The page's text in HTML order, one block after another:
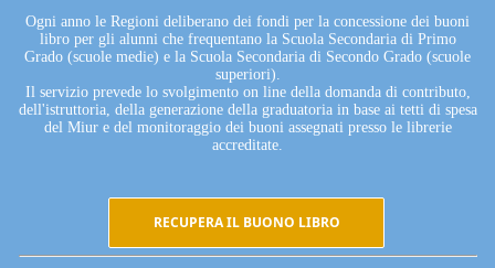
Ogni anno le Regioni deliberano dei fondi per la concessione dei buoni
libro per gli alunni che frequentano la Scuola Secondaria di Primo
Grado (scuole medie) e la Scuola Secondaria di Secondo Grado (scuole
superiori).
Il servizio prevede lo svolgimento on line della domanda di contributo,
dell'istruttoria, della generazione della graduatoria in base ai tetti di spesa
del Miur e del monitoraggio dei buoni assegnati presso le librerie
accreditate.
RECUPERA IL BUONO LIBRO